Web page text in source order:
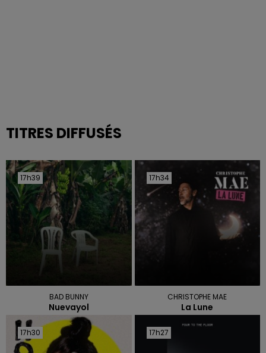
TITRES DIFFUSÉS
17h39
17h39
BAD BUNNY
Nuevayol
17h34
17h34
CHRISTOPHE MAE
La Lune
17h30
17h30 17h27
17h27